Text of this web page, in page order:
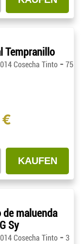
Tempranillo
Cosecha Tinto -75
KAUFEN
de maluenda
Sy
Cosecha Tinto - 3